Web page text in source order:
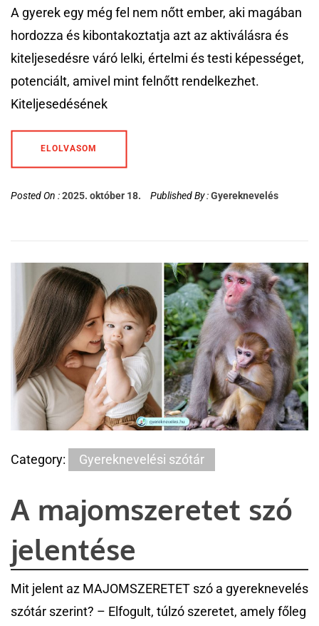
A gyerek egy még fel nem nőtt ember, aki magában
hordozza és kibontakoztatja azt az aktiválásra és
kiteljesedésre váró lelki, értelmi és testi képességet,
potenciált, amivel mint felnőtt rendelkezhet.
Kiteljesedésének
ELOLVASOM
Posted On :2025. október 18. Published By :Gyereknevelés
Category: Gyereknevelési szótár
A majomszeretet szó
jelentése
Mit jelent az MAJOMSZERETET szó a gyereknevelés
szótár szerint? – Elfogult, túlzó szeretet, amely főleg